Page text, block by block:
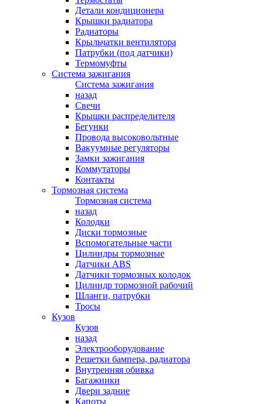
Детали кондиционера
Крышки радиатора
Радиаторы
Крыльчатки вентилятора
Патрубки (под датчики)
Термомуфты
Система зажигания
Система зажигания
назад
Свечи
Крышки распределителя
Бегунки
Провода высоковольтные
Вакуумные регуляторы
Замки зажигания
Коммутаторы
Контакты
Тормозная система
Тормозная система
назад
Колодки
Диски тормозные
Вспомогательные части
Цилиндры тормозные
Датчики ABS
Датчики тормозных колодок
Цилиндр тормозной рабочий
Шланги, патрубки
Тросы
Кузов
Кузов
назад
Электрооборудование
Решетки бампера, радиатора
Внутренняя обивка
Багажники
Двери задние
Капоты